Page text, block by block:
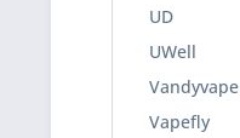
UD
UWell
Vandyvape
Vapefly